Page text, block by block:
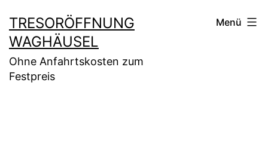
Inhalt
springen
TRESORÖFFNUNG
WAGHÄUSEL
Ohne Anfahrtskosten zum
Festpreis
Menü